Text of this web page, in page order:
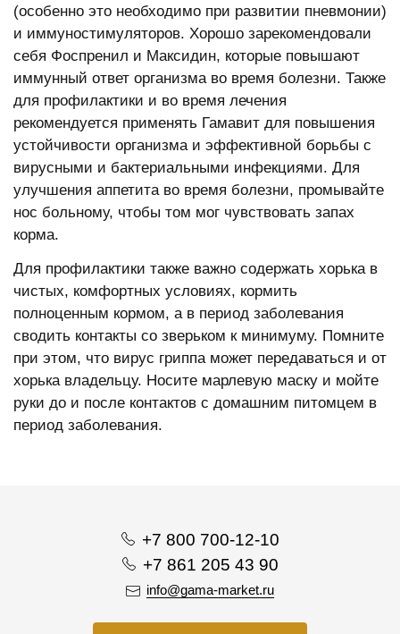
(особенно это необходимо при развитии пневмонии)
и иммуностимуляторов. Хорошо зарекомендовали
себя Фоспренил и Максидин, которые повышают
иммунный ответ организма во время болезни. Также
для профилактики и во время лечения
рекомендуется применять Гамавит для повышения
устойчивости организма и эффективной борьбы с
вирусными и бактериальными инфекциями. Для
улучшения аппетита во время болезни, промывайте
нос больному, чтобы том мог чувствовать запах
корма.
Для профилактики также важно содержать хорька в
чистых, комфортных условиях, кормить
полноценным кормом, а в период заболевания
сводить контакты со зверьком к минимуму. Помните
при этом, что вирус гриппа может передаваться и от
хорька владельцу. Носите марлевую маску и мойте
руки до и после контактов с домашним питомцем в
период заболевания.
+7 800 700-12-10
+7 861 205 43 90
info@gama-market.ru